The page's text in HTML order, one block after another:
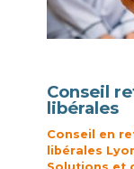
Conseil
libérales
Conseil en
libérales